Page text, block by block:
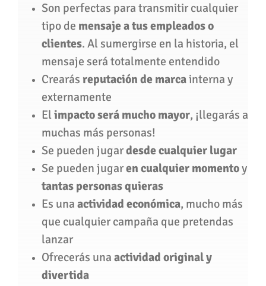
Son perfectas para transmitir cualquier
tipo de mensaje a tus empleados o
clientes. Al sumergirse en la historia, el
mensaje será totalmente entendido
Crearás reputación de marcainterna y
externamente
Elimpacto será mucho mayor, ¡llegarás a
muchas más personas!
Se pueden jugardesde cualquier lugar
Se pueden jugaren cualquier momentoy
tantas personas quieras
Es una actividad económica, mucho más
que cualquier campaña que pretendas
lanzar
Ofrecerás una actividad original y
divertida